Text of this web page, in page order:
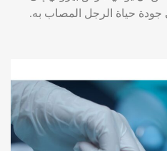
حياة الرجل المصاب به.